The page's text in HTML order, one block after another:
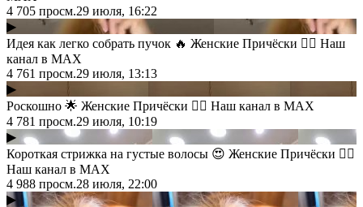
4 705 просм.29 июля, 16:22
▶
Идея как легко собрать пучок 🔥 Женские Причёски 💇‍♀️ Наш
канал в MAX
4 761 просм.29 июля, 13:13
▶
Роскошно 🌟 Женские Причёски 💇‍♀️ Наш канал в MAX
4 781 просм.29 июля, 10:19
▶
Короткая стрижка на густые волосы 😍 Женские Причёски 💇‍♀️
Наш канал в MAX
4 988 просм.28 июля, 22:00
▶